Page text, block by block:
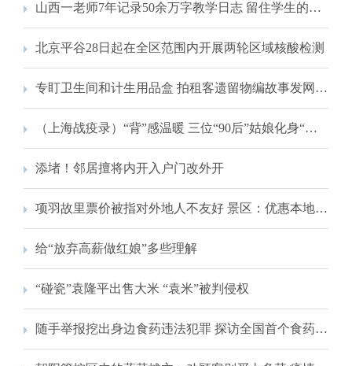
山西一老师7年记录50余万字教学日志 留住学生的成长瞬间
北京平谷28日起在全区范围内开展两轮区域核酸检测
专盯卫生间和计生用品盒 拍租客遗留物编故事发网上为了啥？
（上海战疫录）“背”感温暖 三位“90后”姑娘化身“战袍画手”为抗疫加油
添堵！邻居擅将内开入户门改外开
项羽故里票价被指对外地人不友好 景区：优惠本地市民是通行做法
给“放弃高薪做红娘”多些理解
“碰瓷”袁隆平出售大米 “袁米”被判侵权
随手举报挖出身边食药违法犯罪 探访全国首个食药安全志愿服务队伍